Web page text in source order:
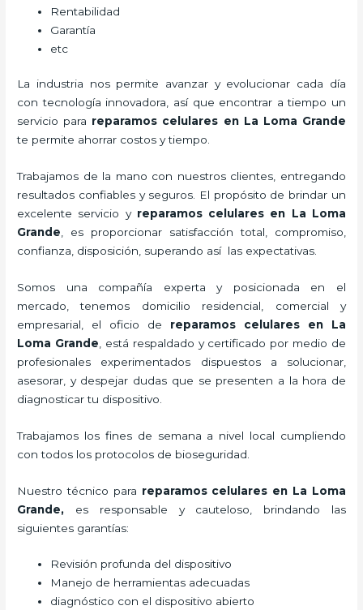
Rentabilidad
Garantía
etc
La industria nos permite avanzar y evolucionar cada día
con tecnología innovadora, así que encontrar a tiempo un
servicio para reparamos celulares en La Loma Grande
te permite ahorrar costos y tiempo.
Trabajamos de la mano con nuestros clientes, entregando
resultados confiables y seguros. El propósito de brindar un
excelente servicio y reparamos celulares en La Loma
Grande , es proporcionar satisfacción total, compromiso,
confianza, disposición, superando así las expectativas.
Somos una compañía experta y posicionada en el
mercado, tenemos domicilio residencial, comercial y
empresarial, el oficio de reparamos celulares
en La
Loma Grande , está respaldado y certificado por medio de
profesionales experimentados dispuestos a solucionar,
asesorar, y despejar dudas que se presenten a la hora de
diagnosticar tu dispositivo.
Trabajamos los fines de semana a nivel local cumpliendo
con todos los protocolos de bioseguridad.
Nuestro técnico para reparamos celulares en La Loma
Grande, es responsable y cauteloso, brindando las
siguientes garantías:
Revisión profunda del dispositivo
Manejo de herramientas adecuadas
diagnóstico con el dispositivo abierto